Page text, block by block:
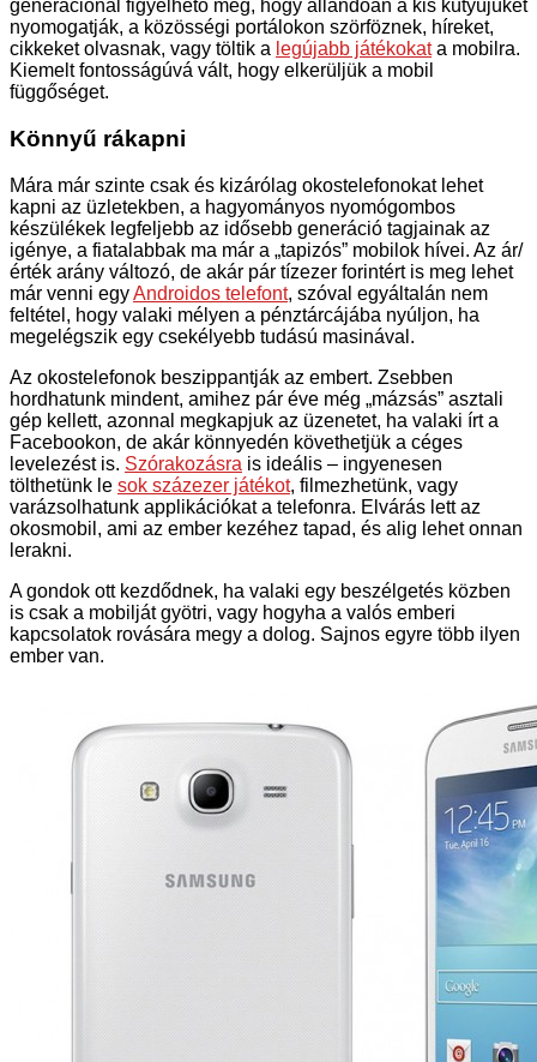
generációnál figyelhető meg, hogy állandóan a kis kütyüjüket
nyomogatják, a közösségi portálokon szörföznek, híreket,
cikkeket olvasnak, vagy töltik a legújabb játékokata mobilra.
Kiemelt fontosságúvá vált, hogy elkerüljük a mobil
függőséget.
Könnyű rákapni
Mára már szinte csak és kizárólag okostelefonokat lehet
kapni az üzletekben, a hagyományos nyomógombos
készülékek legfeljebb az idősebb generáció tagjainak az
igénye, a fiatalabbak ma már a „tapizós” mobilok hívei. Az ár/
érték arány változó, de akár pár tízezer forintért is meg lehet
már venni egyAndroidos telefont, szóval egyáltalán nem
feltétel, hogy valaki mélyen a pénztárcájába nyúljon, ha
megelégszik egy csekélyebb tudású masinával.
Az okostelefonok beszippantják az embert. Zsebben
hordhatunk mindent, amihez pár éve még „mázsás” asztali
gép kellett, azonnal megkapjuk az üzenetet, ha valaki írt a
Facebookon, de akár könnyedén követhetjük a céges
levelezést is. Szórakozásra is ideális – ingyenesen
tölthetünk le sok százezer játékot, filmezhetünk, vagy
varázsolhatunk applikációkat a telefonra. Elvárás lett az
okosmobil, ami az ember kezéhez tapad, és alig lehet onnan
lerakni.
A gondok ott kezdődnek, ha valaki egy beszélgetés közben
is csak a mobilját gyötri, vagy hogyha a valós emberi
kapcsolatok rovására megy a dolog. Sajnos egyre több ilyen
ember van.